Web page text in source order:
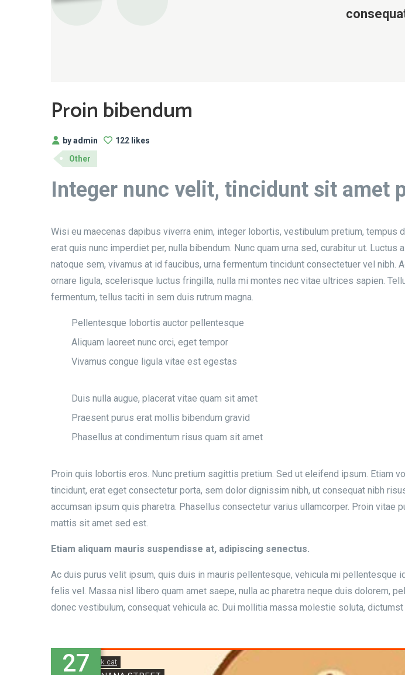
Proin bibendum
by admin
122 likes
Other
Integer nunc velit, tincidunt sit amet
Wisi eu maecenas dapibus viverra enim, integer lobortis, vestibulum pretium,
erat quis nunc imperdiet per, nulla bibendum. Nunc quam urna sed, curabitur ut.
natoque sem, vivamus at id faucibus, urna fermentum tincidunt consectetuer vel
ornare ligula, scelerisque luctus fringilla, nulla mi montes nec vitae ultrices sapien.
fermentum, tellus taciti in sem duis rutrum magna.
Pellentesque lobortis auctor pellentesque
Aliquam laoreet nunc orci, eget tempor
Vivamus congue ligula vitae est egestas
Duis nulla augue, placerat vitae quam sit amet
Praesent purus erat mollis bibendum gravid
Phasellus at condimentum risus quam sit amet
Proin quis lobortis eros. Nunc pretium sagittis pretium. Sed ut eleifend ipsum. Etiam
tincidunt, erat eget consectetur porta, sem dolor dignissim nibh, ut consequat nibh
accumsan ipsum quis pharetra. Phasellus consectetur varius ullamcorper. Proin
mattis sit amet sed est.
Etiam aliquam mauris suspendisse at, adipiscing senectus.
Ac duis purus velit ipsum, quis duis in mauris pellentesque, vehicula mi
felis vel. Massa nisl libero quam amet saepe, nulla ac pharetra neque duis dolorem,
donec vestibulum, consequat vehicula ac. Dui mollitia massa molestie soluta,
27